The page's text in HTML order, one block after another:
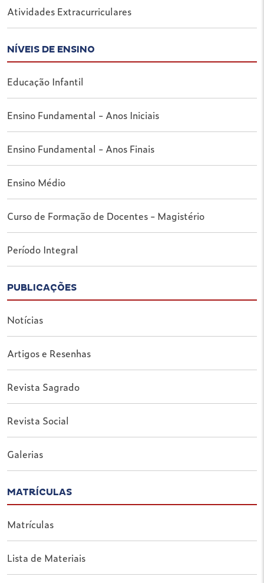
Atividades Extracurriculares
NÍVEIS DE ENSINO
Educação Infantil
Ensino Fundamental - Anos Iniciais
Ensino Fundamental - Anos Finais
Ensino Médio
Curso de Formação de Docentes - Magistério
Período Integral
PUBLICAÇÕES
Notícias
Artigos e Resenhas
Revista Sagrado
Revista Social
Galerias
MATRÍCULAS
Matrículas
Lista de Materiais